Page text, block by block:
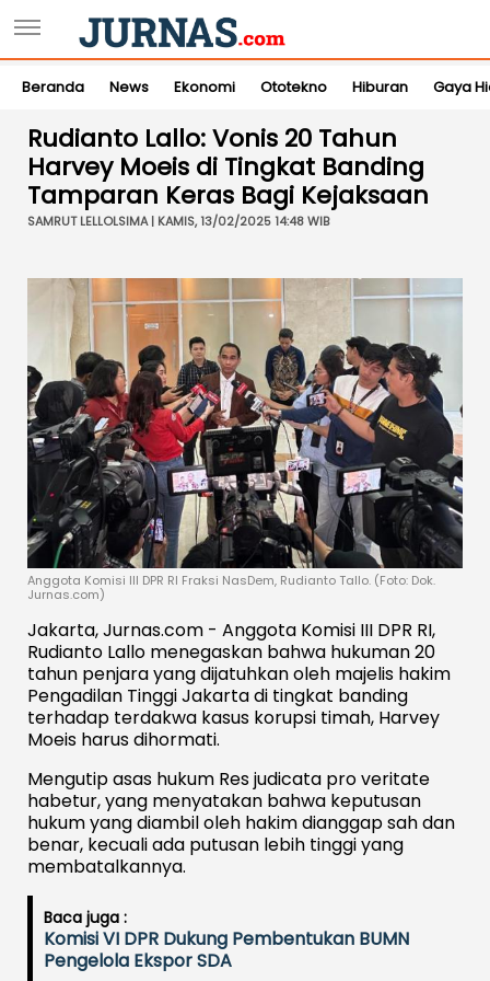
Beranda News Ekonomi Ototekno Hiburan Gaya
Rudianto Lallo: Vonis 20 Tahun
Harvey Moeis di Tingkat Banding
Tamparan Keras Bagi Kejaksaan
SAMRUT LELLOLSIMA | KAMIS, 13/02/2025 14:48 WIB
Anggota Komisi III DPR RI Fraksi NasDem, Rudianto Tallo. (Foto: Dok.
Jurnas.com)
Jakarta, Jurnas.com - Anggota Komisi III DPR RI,
Rudianto Lallo menegaskan bahwa hukuman 20
tahun penjara yang dijatuhkan oleh majelis hakim
Pengadilan Tinggi Jakarta di tingkat banding
terhadap terdakwa kasus korupsi timah, Harvey
Moeis harus dihormati.
Mengutip asas hukum Res judicata pro veritate
habetur, yang menyatakan bahwa keputusan
hukum yang diambil oleh hakim dianggap sah dan
benar, kecuali ada putusan lebih tinggi yang
membatalkannya.
Baca juga :
Komisi VI DPR Dukung Pembentukan BUMN
Pengelola Ekspor SDA